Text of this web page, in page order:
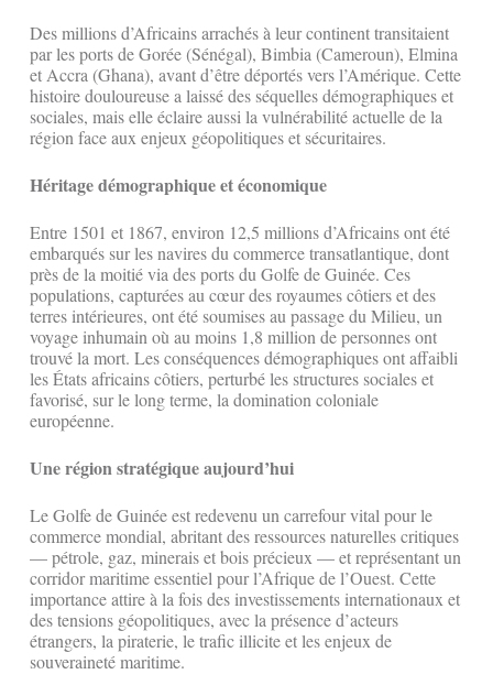
Des millions d’Africains arrachés à leur continent transitaient
par les ports de Gorée (Sénégal), Bimbia (Cameroun), Elmina
et Accra (Ghana), avant d’être déportés vers l’Amérique. Cette
histoire douloureuse a laissé des séquelles démographiques et
sociales, mais elle éclaire aussi la vulnérabilité actuelle de la
région face aux enjeux géopolitiques et sécuritaires.
Héritage démographique et économique
Entre 1501 et 1867, environ 12,5 millions d’Africains ont été
embarqués sur les navires du commerce transatlantique, dont
près de la moitié via des ports du Golfe de Guinée. Ces
populations, capturées au cœur des royaumes côtiers et des
terres intérieures, ont été soumises au passage du Milieu, un
voyage inhumain où au moins 1,8 million de personnes ont
trouvé la mort. Les conséquences démographiques ont affaibli
les États africains côtiers, perturbé les structures sociales et
favorisé, sur le long terme, la domination coloniale
européenne.
Une région stratégique aujourd’hui
Le Golfe de Guinée est redevenu un carrefour vital pour le
commerce mondial, abritant des ressources naturelles critiques
— pétrole, gaz, minerais et bois précieux — et représentant un
corridor maritime essentiel pour l’Afrique de l’Ouest. Cette
importance attire à la fois des investissements internationaux et
des tensions géopolitiques, avec la présence d’acteurs
étrangers, la piraterie, le trafic illicite et les enjeux de
souveraineté maritime.